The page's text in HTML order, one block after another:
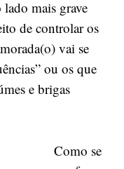
lado mais grave
de controlar os
vai se
ou os que
e brigas
Como se